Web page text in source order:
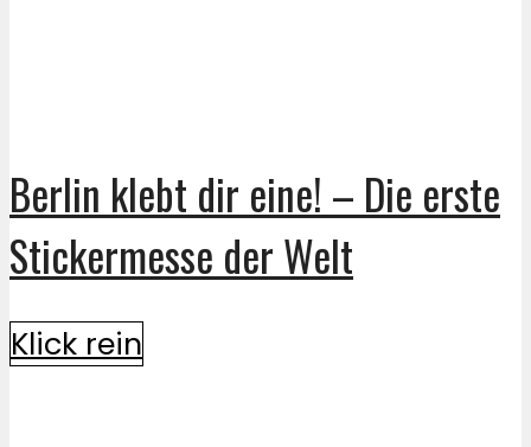
Berlin klebt dir eine! – Die erste
Stickermesse der Welt
Klick rein